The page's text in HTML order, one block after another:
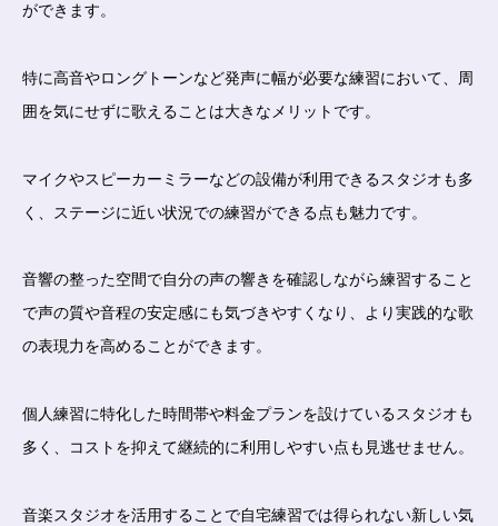
ができます。
特に高音やロングトーンなど発声に幅が必要な練習において、周
囲を気にせずに歌えることは大きなメリットです。
マイクやスピーカーミラーなどの設備が利用できるスタジオも多
く、ステージに近い状況での練習ができる点も魅力です。
音響の整った空間で自分の声の響きを確認しながら練習すること
で声の質や音程の安定感にも気づきやすくなり、より実践的な歌
の表現力を高めることができます。
個人練習に特化した時間帯や料金プランを設けているスタジオも
多く、コストを抑えて継続的に利用しやすい点も見逃せません。
音楽スタジオを活用することで自宅練習では得られない新しい気